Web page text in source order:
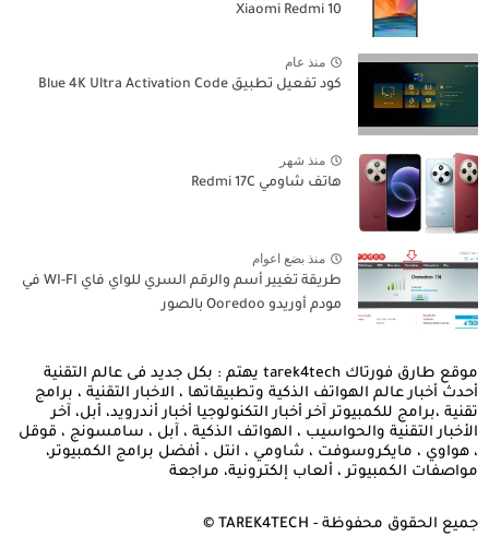
Xiaomi Redmi 10
منذ عام
كود تفعيل تطبيق Blue 4K Ultra Activation Code
منذ شهر
هاتف شاومي Redmi 17C
منذ بضع اعوام
طريقة تغيير أسم والرقم السري للواي فاي WI-FI في
مودم أوريدو Ooredoo بالصور
موقع طارق فورتاك tarek4tech يهتم : بكل جديد فى عالم التقنية
أحدث أخبار عالم الهواتف الذكية وتطبيقاتها ، الاخبار التقنية ، برامج
تقنية ،برامج للكمبيوتر آخر أخبار التكنولوجيا أخبار أندرويد، أبل، آخر
الأخبار التقنية والحواسيب ، الهواتف الذكية ، آبل ، سامسونج ، قوقل
، هواوي ، مايكروسوفت ، شاومي ، انتل ، أفضل برامج الكمبيوتر،
مواصفات الكمبيوتر ، ألعاب إلكترونية، مراجعة
جميع الحقوق محفوظة - TAREK4TECH ©